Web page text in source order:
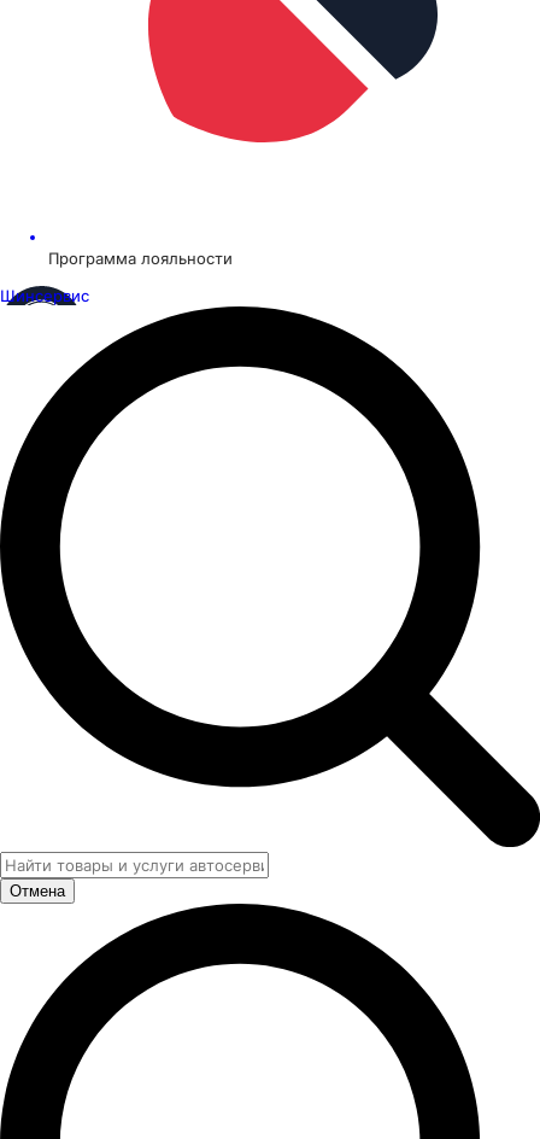
Программа лояльности
Шинсервис
Отмена